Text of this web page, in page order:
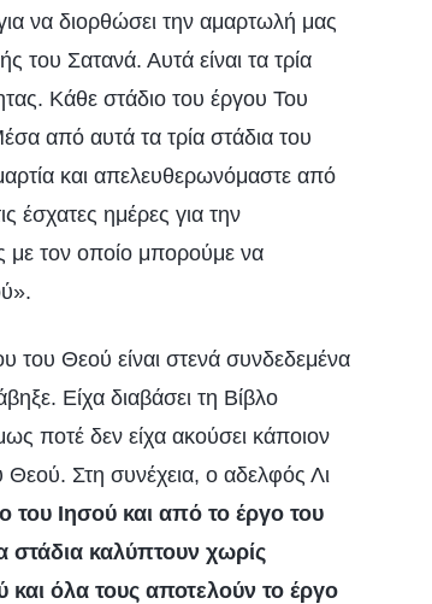
να διορθώσει την αμαρτωλή μας
Σατανά. Αυτά είναι τα τρία
Κάθε στάδιο του έργου Του
από αυτά τα τρία στάδια του
και απελευθερωνόμαστε από
έσχατες ημέρες για την
με τον οποίο μπορούμε να
του Θεού είναι στενά συνδεδεμένα
Είχα διαβάσει τη Βίβλο
ποτέ δεν είχα ακούσει κάποιον
Στη συνέχεια, ο αδελφός Λι
Ιησού και από το έργο του
στάδια καλύπτουν χωρίς
όλα τους αποτελούν το έργο